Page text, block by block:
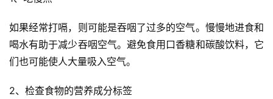
如果经常打嗝，则可能是吞咽了过多的空气。慢慢地进食和
喝水有助于减少吞咽空气。避免食用口香糖和碳酸饮料，它
们也可能使人大量吸入空气。
2、检查食物的营养成分标签